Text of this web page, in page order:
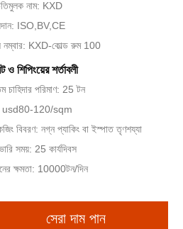
নাম: KXD
ISO,BV,CE
নম্বার: KXD-কোল্ড রুম 100
ও শিপিংয়ের শর্তাবলী
চাহিদার পরিমাণ: 25 টন
usd80-120/sqm
বিবরণ: নগ্ন প্যাকিং বা ইস্পাত তৃণশয্যা
সময়: 25 কার্যদিবস
ক্ষমতা: 10000টন/দিন
সেরা দাম পান